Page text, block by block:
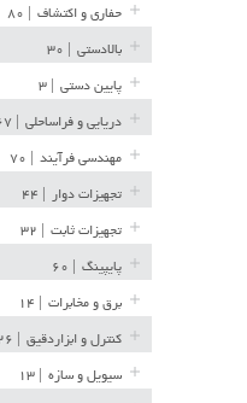
حفاری و اکتشاف
بالادستی
پایین دستی
دریایی و فراساحلی
مهندسی فرآیند
تجهیزات دوار
تجهیزات ثابت
پایپینگ
برق و مخابرات
کنترل و ابزاردقیق
سیویل و سازه